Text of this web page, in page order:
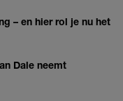
– en hier rol je nu het
Dale neemt